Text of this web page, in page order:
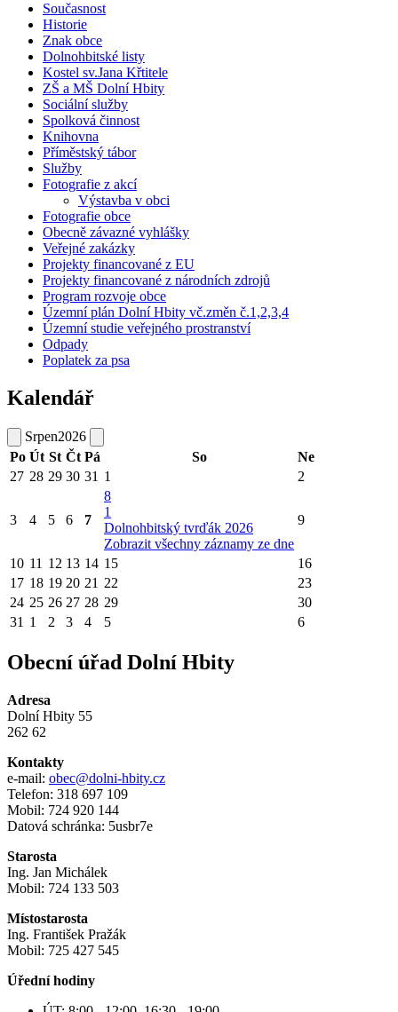
Současnost
Historie
Znak obce
Dolnohbitské listy
Kostel sv.Jana Křtitele
ZŠ a MŠ Dolní Hbity
Sociální služby
Spolková činnost
Knihovna
Příměstský tábor
Služby
Fotografie z akcí
Výstavba v obci
Fotografie obce
Obecně závazné vyhlášky
Veřejné zakázky
Projekty financované z EU
Projekty financované z národních zdrojů
Program rozvoje obce
Územní plán Dolní Hbity vč.změn č.1,2,3,4
Územní studie veřejného prostranství
Odpady
Poplatek za psa
Kalendář
Srpen2026
Po Út St Čt Pá So
Ne
27 28 29 30 31 1 2
3 4 5 6 7
8
1
Dolnohbitský tvrďák 2026
Zobrazit všechny záznamy ze dne
9
10 11 12 13 14 15
16
17 18 19 20 21 22
23
24 25 26 27 28 29
30
31 1 2 3 4 5 6
Obecní úřad Dolní Hbity
Adresa
Dolní Hbity 55
262 62
Kontakty
e-mail: obec@dolni-hbity.cz
Telefon: 318 697 109
Mobil: 724 920 144
Datová schránka: 5usbr7e
Starosta
Ing. Jan Michálek
Mobil: 724 133 503
Místostarosta
Ing. František Pražák
Mobil: 725 427 545
Úřední hodiny